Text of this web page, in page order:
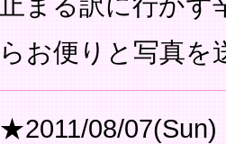
らお便りと写真を
★2011/08/07(Sun)